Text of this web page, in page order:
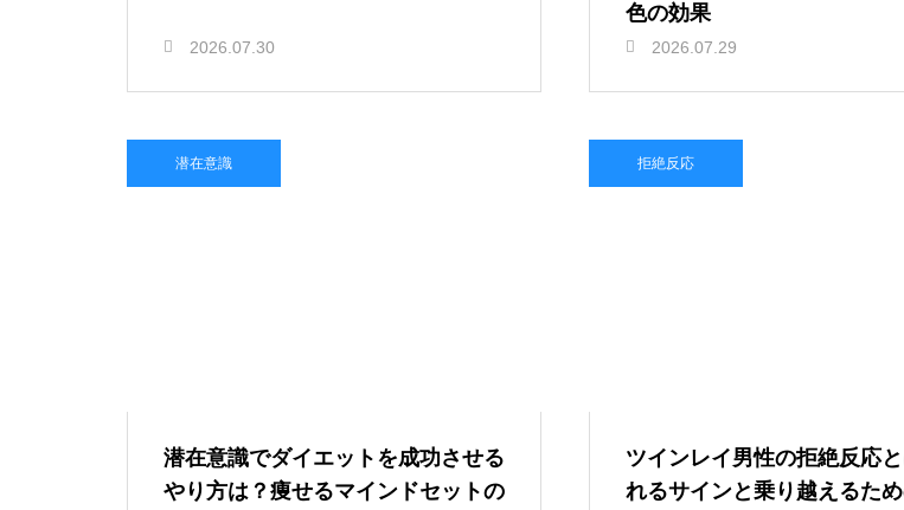
2026.07.30
色の効果
2026.07.29
潜在意識
潜在意識でダイエットを成功させる
やり方は？痩せるマインドセットの
拒絶反応
ツインレイ男性の拒絶反応
れるサインと乗り越えるた